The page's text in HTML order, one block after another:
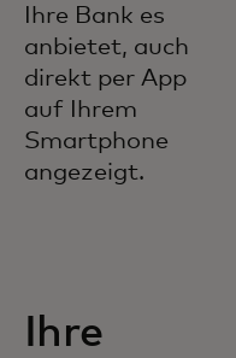
Ihre Bank es
anbietet, auch
direkt per App
auf Ihrem
Smartphone
angezeigt.
Ihre